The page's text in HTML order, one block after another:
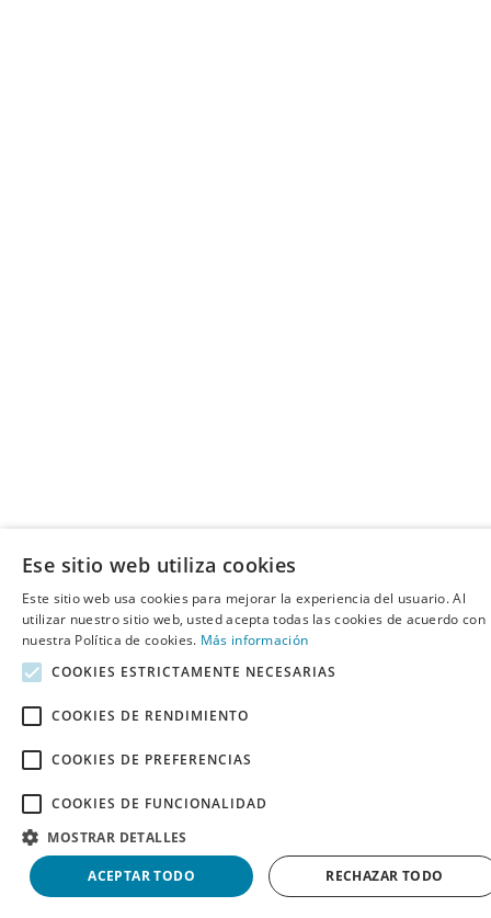
Ese sitio web utiliza cookies
Este sitio web usa cookies para mejorar la experiencia del usuario. Al
utilizar nuestro sitio web, usted acepta todas las cookies de acuerdo con
nuestra Política de cookies. Más información
COOKIES ESTRICTAMENTE NECESARIAS
COOKIES DE RENDIMIENTO
COOKIES DE PREFERENCIAS
COOKIES DE FUNCIONALIDAD
MOSTRAR DETALLES
ACEPTAR TODO RECHAZAR TODO